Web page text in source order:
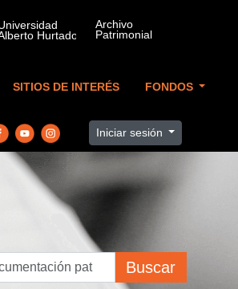
SITIOS DE INTERÉS FONDOS
Iniciar sesión
Buscar